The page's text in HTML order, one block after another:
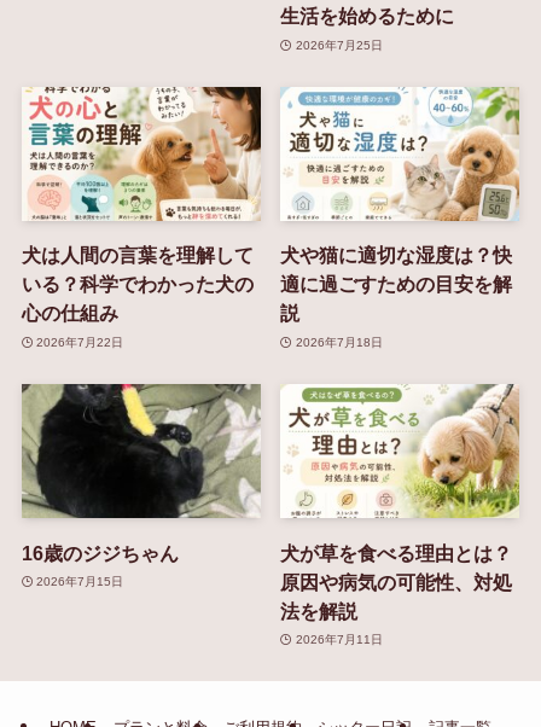
生活を始めるために
2026年7月25日
犬は人間の言葉を理解して
いる？科学でわかった犬の
心の仕組み
2026年7月22日
犬や猫に適切な湿度は？快
適に過ごすための目安を解
説
2026年7月18日
16歳のジジちゃん
2026年7月15日
犬が草を食べる理由とは？
原因や病気の可能性、対処
法を解説
2026年7月11日